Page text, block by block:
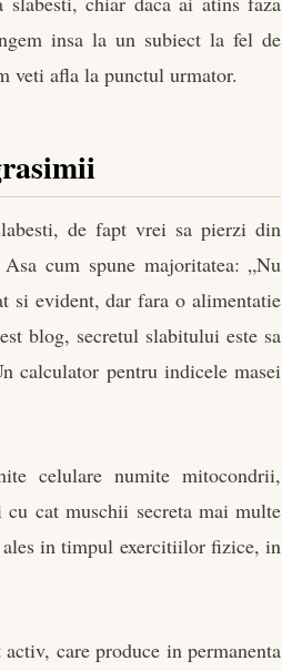
insa la un subiect la fel de
veti afla la punctul urmator.
de fapt vrei sa pierzi din
cum spune majoritatea: „Nu
si evident, dar fara o alimentatie
blog, secretul slabitului este sa
calculator pentru indicele masei
celulare numite mitocondrii,
cu cat muschii secreta mai multe
in timpul exercitiilor fizice, in
care produce in permanenta